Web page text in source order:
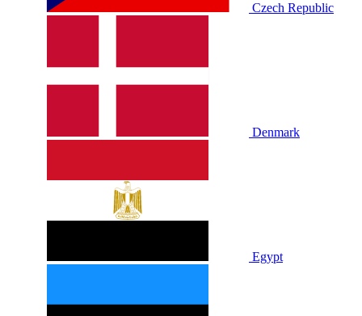
Czech Republic
Denmark
Egypt